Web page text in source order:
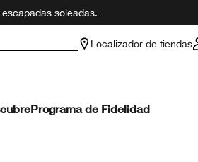
soleadas.
Localizador de tiendas
Programa de Fidelidad